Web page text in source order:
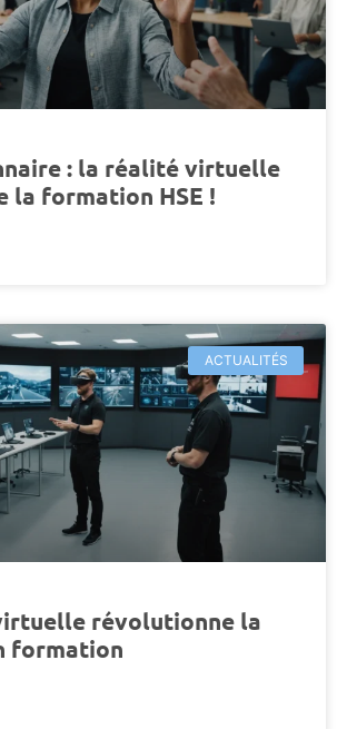
: la réalité virtuelle
la formation HSE !
ACTUALITÉS
révolutionne la
formation